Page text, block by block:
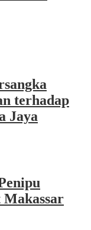
terhadap
Jaya
Makassar